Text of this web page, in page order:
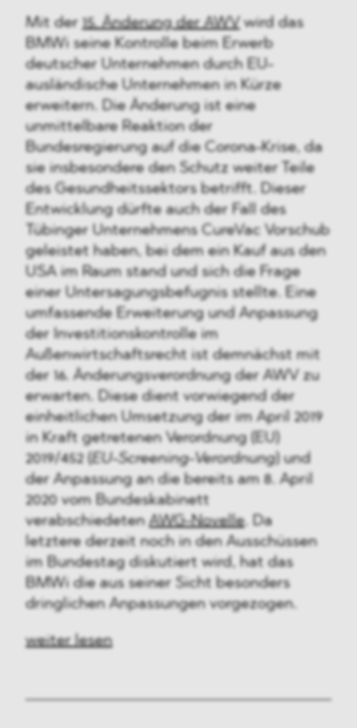
Mit der 15. Änderung der AWVwird das
BMWi seine Kontrolle beim Erwerb
deutscher Unternehmen durch EU-
ausländische Unternehmen in Kürze
erweitern. Die Änderung ist eine
unmittelbare Reaktion der
Bundesregierung auf die Corona-Krise, da
sie insbesondere den Schutz weiter Teile
des Gesundheitssektors betrifft. Dieser
Entwicklung dürfte auch der Fall des
Tübinger Unternehmens CureVac Vorschub
geleistet haben, bei dem ein Kauf aus den
USA im Raum stand und sich die Frage
einer Untersagungsbefugnis stellte. Eine
umfassende Erweiterung und Anpassung
der Investitionskontrolle im
Außenwirtschaftsrecht ist demnächst mit
der 16. Änderungsverordnung der AWV zu
erwarten. Diese dient vorwiegend der
einheitlichen Umsetzung der im April 2019
in Kraft getretenen Verordnung (EU)
2019/452 (
EU-Screening-Verordnung ) und
der Anpassung an die bereits am 8. April
2020 vom Bundeskabinett
verabschiedetenAWG-Novelle. Da
letztere derzeit noch in den Ausschüssen
im Bundestag diskutiert wird, hat das
BMWi die aus seiner Sicht besonders
dringlichen Anpassungen vorgezogen.
weiter lesen